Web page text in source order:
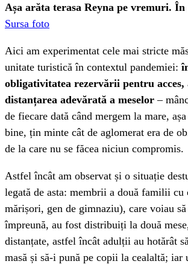
Așa arăta terasa Reyna pe vremuri.
Sursa foto
Aici am experimentat cele mai stricte
unitate turistică în contextul pandemiei:
obligativitatea rezervării pentru acces,
distanțarea adevărată a meselor –
de fiecare dată când mergem la mare,
bine, țin minte cât de aglomerat era de
de la care nu se făcea niciun compromis.
Astfel încât am observat și o situație
legată de asta: membrii a două familii cu
mărișori, gen de gimnaziu), care voiau să
împreună, au fost distribuiți la două
distanțate, astfel încât adulții au hotărât
masă și să-i pună pe copii la cealaltă;